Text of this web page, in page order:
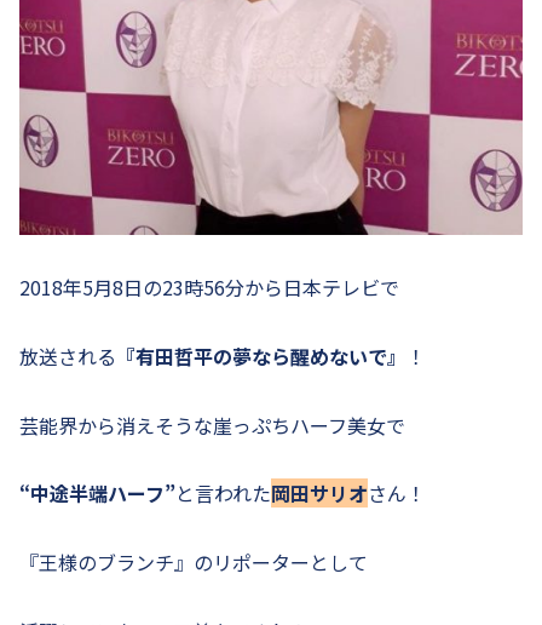
2018年5月8日の23時56分から日本テレビで
放送される 『有田哲平の夢なら醒めないで』 ！
芸能界から消えそうな崖っぷちハーフ美女で
“中途半端ハーフ”と言われた岡田サリオさん！
『王様のブランチ』のリポーターとして